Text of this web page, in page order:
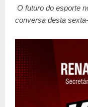
O futuro do esporte
conversa desta